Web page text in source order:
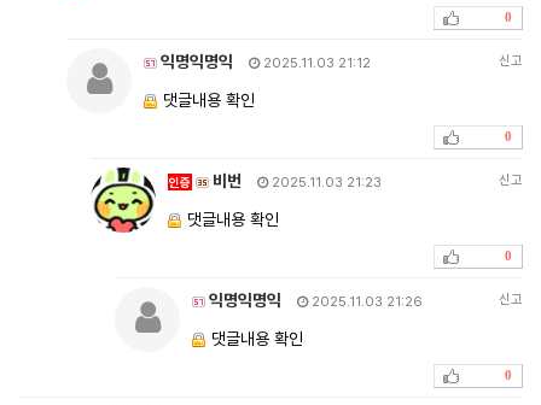
0
익명익명익 2025.11.03 21:12 신고
댓글내용 확인
0
인증 비번 2025.11.03 21:23 신고
댓글내용 확인
0
익명익명익 2025.11.03 21:26 신고
댓글내용 확인
0